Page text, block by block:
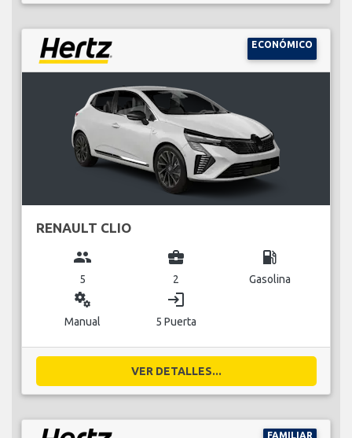
ECONÓMICO
RENAULT CLIO
group
5
business_center
2
local_gas_station
Gasolina
miscellaneous_services
Manual
login
5 Puerta
VER DETALLES...
FAMILIAR